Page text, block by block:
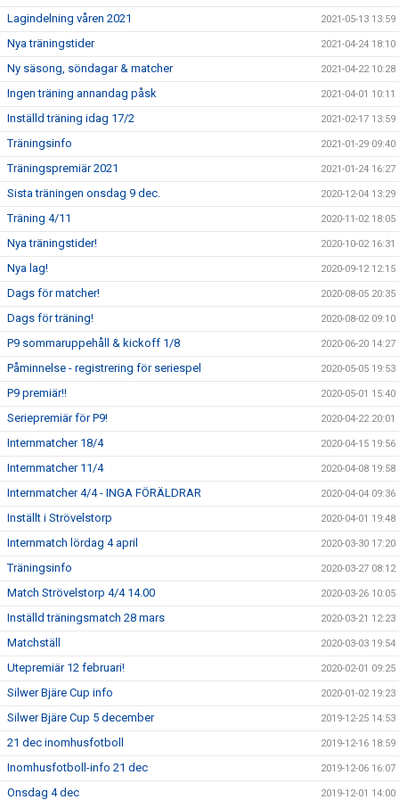
Lagindelning våren 2021 2021-05-13 13:59
Nya träningstider 2021-04-24 18:10
Ny säsong, söndagar & matcher 2021-04-22 10:28
Ingen träning annandag påsk 2021-04-01 10:11
Inställd träning idag 17/2 2021-02-17 13:59
Träningsinfo 2021-01-29 09:40
Träningspremiär 2021 2021-01-24 16:27
Sista träningen onsdag 9 dec. 2020-12-04 13:29
Träning 4/11 2020-11-02 18:05
Nya träningstider! 2020-10-02 16:31
Nya lag! 2020-09-12 12:15
Dags för matcher! 2020-08-05 20:35
Dags för träning! 2020-08-02 09:10
P9 sommaruppehåll & kickoff 1/8 2020-06-20 14:27
Påminnelse - registrering för seriespel 2020-05-05 19:53
P9 premiär!! 2020-05-01 15:40
Seriepremiär för P9! 2020-04-22 20:01
Internmatcher 18/4 2020-04-15 19:56
Internmatcher 11/4 2020-04-08 19:58
Internmatcher 4/4 - INGA FÖRÄLDRAR 2020-04-04 09:36
Inställt i Strövelstorp 2020-04-01 19:48
Internmatch lördag 4 april 2020-03-30 17:20
Träningsinfo 2020-03-27 08:12
Match Strövelstorp 4/4 14.00 2020-03-26 10:05
Inställd träningsmatch 28 mars 2020-03-21 12:23
Matchställ 2020-03-03 19:54
Utepremiär 12 februari! 2020-02-01 09:25
Silwer Bjäre Cup info 2020-01-02 19:23
Silwer Bjäre Cup 5 december 2019-12-25 14:53
21 dec inomhusfotboll 2019-12-16 18:59
Inomhusfotboll-info 21 dec 2019-12-06 16:07
Onsdag 4 dec 2019-12-01 14:00